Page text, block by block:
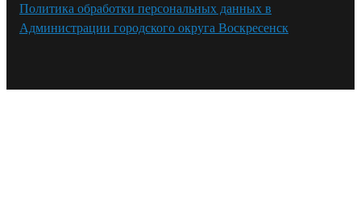
Политика обработки персональных данных в
Администрации городского округа Воскресенск